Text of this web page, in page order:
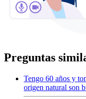
Preguntas
Tengo 60 años y
origen natural son